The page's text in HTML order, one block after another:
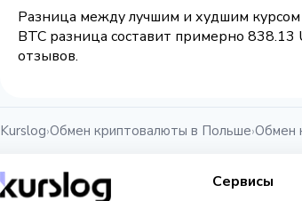
Разница между лучшим и худшим
BTC разница составит примерно
отзывов.
Kurslog›Обмен криптовалюты в Польше›Обмен
Сервисы